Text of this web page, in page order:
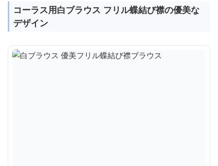
コーラス用白ブラウス フリル蝶結び襟の優美な
デザイン